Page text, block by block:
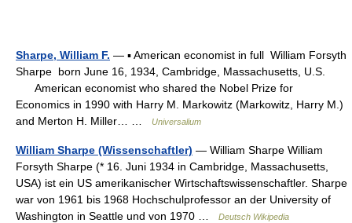
Sharpe, William F. — ▪ American economist in full William Forsyth
Sharpe born June 16, 1934, Cambridge, Massachusetts, U.S.
American economist who shared the Nobel Prize for
Economics in 1990 with Harry M. Markowitz (Markowitz, Harry M.)
and Merton H. Miller… …
Universalium
William Sharpe (Wissenschaftler) — William Sharpe William
Forsyth Sharpe (* 16. Juni 1934 in Cambridge, Massachusetts,
USA) ist ein US amerikanischer Wirtschaftswissenschaftler. Sharpe
war von 1961 bis 1968 Hochschulprofessor an der University of
Washington in Seattle und von 1970 …
Deutsch Wikipedia